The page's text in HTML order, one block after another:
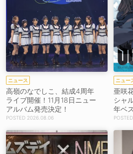
ニュース
高嶺のなでしこ、結成4周年
ライブ開催！11月18日ニュー
アルバム発売決定！
2026.08.06
ニュー
亜咲
シャ
年ベ
リー